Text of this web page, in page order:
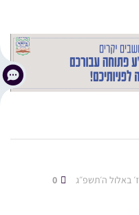
ז׳ באלול ה׳תשפ״ג